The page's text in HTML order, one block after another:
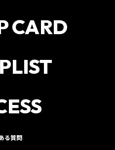
CARD
る質問